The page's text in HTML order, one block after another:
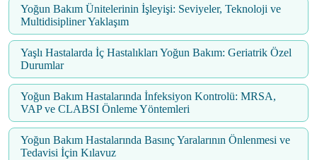
Yoğun Bakım Ünitelerinin İşleyişi: Seviyeler, Teknoloji ve
Multidisipliner Yaklaşım
Yaşlı Hastalarda İç Hastalıkları Yoğun Bakım: Geriatrik Özel
Durumlar
Yoğun Bakım Hastalarında İnfeksiyon Kontrolü: MRSA,
VAP ve CLABSI Önleme Yöntemleri
Yoğun Bakım Hastalarında Basınç Yaralarının Önlenmesi ve
Tedavisi İçin Kılavuz